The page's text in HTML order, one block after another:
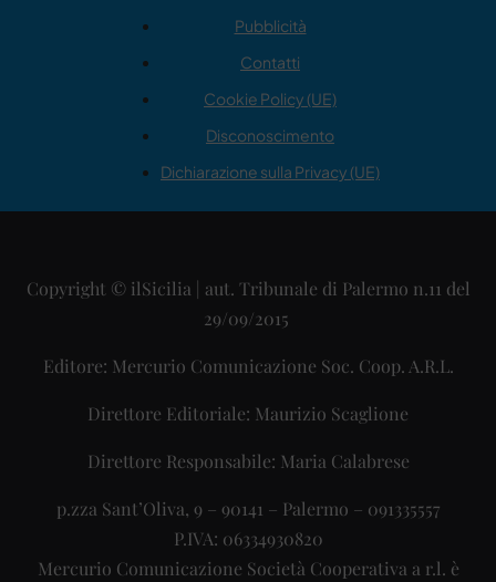
Pubblicità
Contatti
Cookie Policy (UE)
Disconoscimento
Dichiarazione sulla Privacy (UE)
Copyright © ilSicilia | aut. Tribunale di Palermo n.11 del
29/09/2015
Editore: Mercurio Comunicazione Soc. Coop. A.R.L.
Direttore Editoriale: Maurizio Scaglione
Direttore Responsabile: Maria Calabrese
p.zza Sant’Oliva, 9 – 90141 – Palermo – 091335557
P.IVA: 06334930820
Mercurio Comunicazione Società Cooperativa a r.l. è